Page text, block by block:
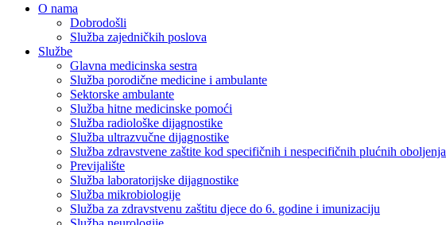
O nama
Dobrodošli
Služba zajedničkih poslova
Službe
Glavna medicinska sestra
Služba porodične medicine i ambulante
Sektorske ambulante
Služba hitne medicinske pomoći
Služba radiološke dijagnostike
Služba ultrazvučne dijagnostike
Služba zdravstvene zaštite kod specifičnih i nespecifičnih plućnih oboljenja
Previjalište
Služba laboratorijske dijagnostike
Služba mikrobiologije
Služba za zdravstvenu zaštitu djece do 6. godine i imunizaciju